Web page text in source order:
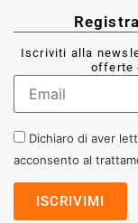
Iscriviti alla
offerte
Dichiaro di aver
acconsento al